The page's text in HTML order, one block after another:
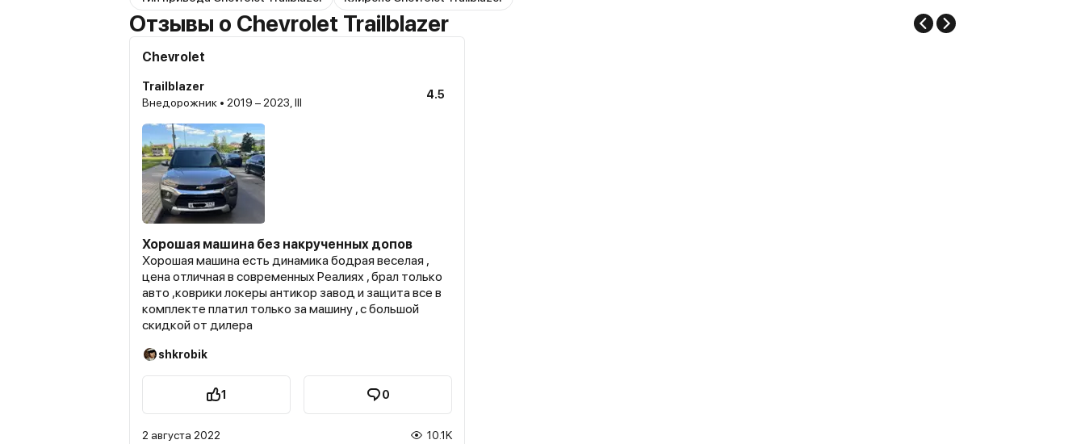
Отзывы о Chevrolet Trailblazer
Chevrolet
Trailblazer
Внедорожник • 2019 – 2023, III
4.5
Хорошая машина без накрученных допов
Хорошая машина есть динамика бодрая веселая ,
цена отличная в современных Реалиях , брал только
авто ,коврики локеры антикор завод и защита все в
комплекте платил только за машину , с большой
скидкой от дилера
shkrobik
1 0
2 августа 2022 10.1K